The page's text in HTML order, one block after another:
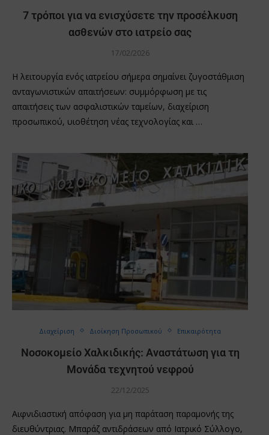
7 τρόποι για να ενισχύσετε την προσέλκυση
ασθενών στο ιατρείο σας
17/02/2026
Η λειτουργία ενός ιατρείου σήμερα σημαίνει ζυγοστάθμιση
ανταγωνιστικών απαιτήσεων: συμμόρφωση με τις
απαιτήσεις των ασφαλιστικών ταμείων, διαχείριση
προσωπικού, υιοθέτηση νέας τεχνολογίας και …
Διαχείριση Διοίκηση Προσωπικού Επικαιρότητα
Νοσοκομείο Χαλκιδικής: Αναστάτωση για τη
Μονάδα τεχνητού νεφρού
22/12/2025
Αιφνιδιαστική απόφαση για μη παράταση παραμονής της
διευθύντριας. Μπαράζ αντιδράσεων από Ιατρικό Σύλλογο,